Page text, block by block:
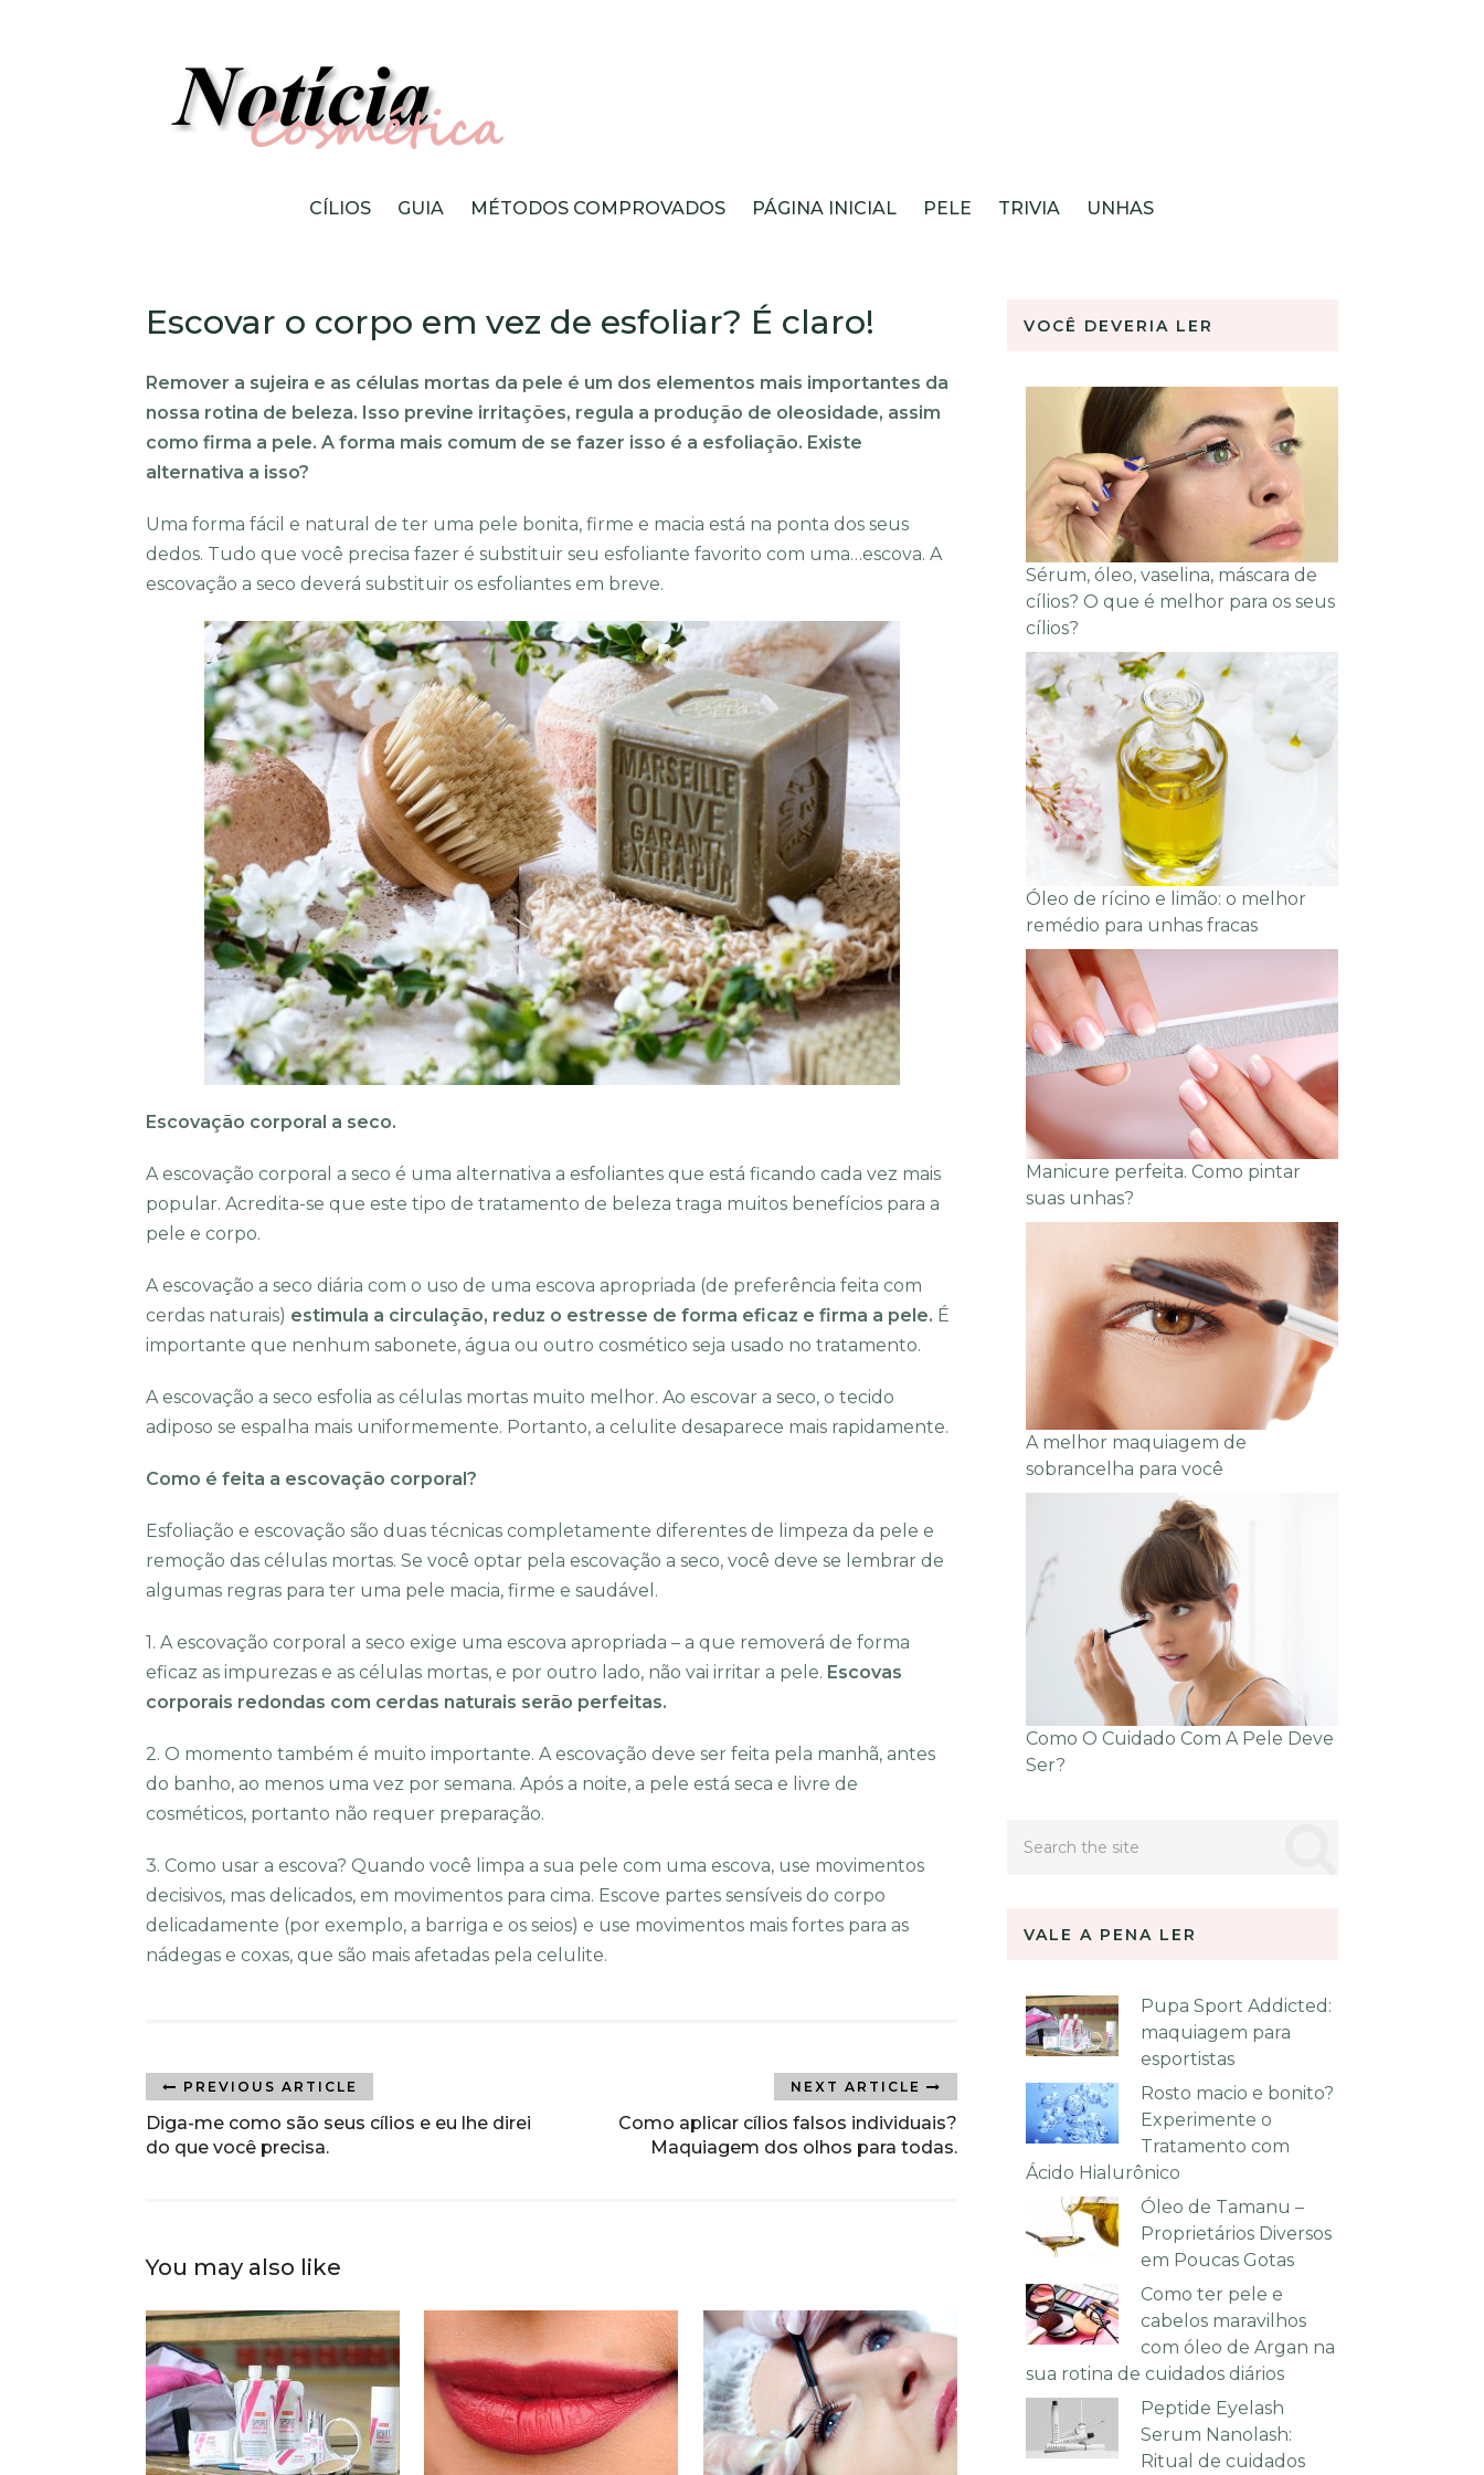
CÍLIOS GUIA MÉTODOS COMPROVADOS PÁGINA INICIAL PELE TRIVIA UNHAS
Escovar o corpo em vez de esfoliar? É claro!
Remover a sujeira e as células mortas da pele é um dos elementos mais importantes da
nossa rotina de beleza. Isso previne irritações, regula a produção de oleosidade, assim
como firma a pele. A forma mais comum de se fazer isso é a esfoliação. Existe
alternativa a isso?
Uma forma fácil e natural de ter uma pele bonita, firme e macia está na ponta dos seus
dedos. Tudo que você precisa fazer é substituir seu esfoliante favorito com uma…escova. A
escovação a seco deverá substituir os esfoliantes em breve.
Escovação corporal a seco.
A escovação corporal a seco é uma alternativa a esfoliantes que está ficando cada vez mais
popular. Acredita-se que este tipo de tratamento de beleza traga muitos benefícios para a
pele e corpo.
A escovação a seco diária com o uso de uma escova apropriada (de preferência feita com
cerdas naturais) estimula a circulação, reduz o estresse de forma eficaz e firma a pele. É
importante que nenhum sabonete, água ou outro cosmético seja usado no tratamento.
A escovação a seco esfolia as células mortas muito melhor. Ao escovar a seco, o tecido
adiposo se espalha mais uniformemente. Portanto, a celulite desaparece mais rapidamente.
Como é feita a escovação corporal?
Esfoliação e escovação são duas técnicas completamente diferentes de limpeza da pele e
remoção das células mortas. Se você optar pela escovação a seco, você deve se lembrar de
algumas regras para ter uma pele macia, firme e saudável.
1. A escovação corporal a seco exige uma escova apropriada – a que removerá de forma
eficaz as impurezas e as células mortas, e por outro lado, não vai irritar a pele. Escovas
corporais redondas com cerdas naturais serão perfeitas.
2. O momento também é muito importante. A escovação deve ser feita pela manhã, antes
do banho, ao menos uma vez por semana. Após a noite, a pele está seca e livre de
cosméticos, portanto não requer preparação.
3. Como usar a escova? Quando você limpa a sua pele com uma escova, use movimentos
decisivos, mas delicados, em movimentos para cima. Escove partes sensíveis do corpo
delicadamente (por exemplo, a barriga e os seios) e use movimentos mais fortes para as
nádegas e coxas, que são mais afetadas pela celulite.
PREVIOUS ARTICLE
Diga-me como são seus cílios e eu lhe direi
do que você precisa.
NEXT ARTICLE
Como aplicar cílios falsos individuais?
Maquiagem dos olhos para todas.
You may also like
VOCÊ DEVERIA LER
Sérum, óleo, vaselina, máscara de
cílios? O que é melhor para os seus
cílios?
Óleo de rícino e limão: o melhor
remédio para unhas fracas
Manicure perfeita. Como pintar
suas unhas?
A melhor maquiagem de
sobrancelha para você
Como O Cuidado Com A Pele Deve
Ser?
VALE A PENA LER
Pupa Sport Addicted:
maquiagem para
esportistas
Rosto macio e bonito?
Experimente o
Tratamento com
Ácido Hialurônico
Óleo de Tamanu –
Proprietários Diversos
em Poucas Gotas
Como ter pele e
cabelos maravilhos
com óleo de Argan na
sua rotina de cuidados diários
Peptide Eyelash
Serum Nanolash:
Ritual de cuidados